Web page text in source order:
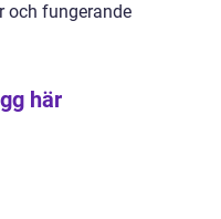
och fungerande
här